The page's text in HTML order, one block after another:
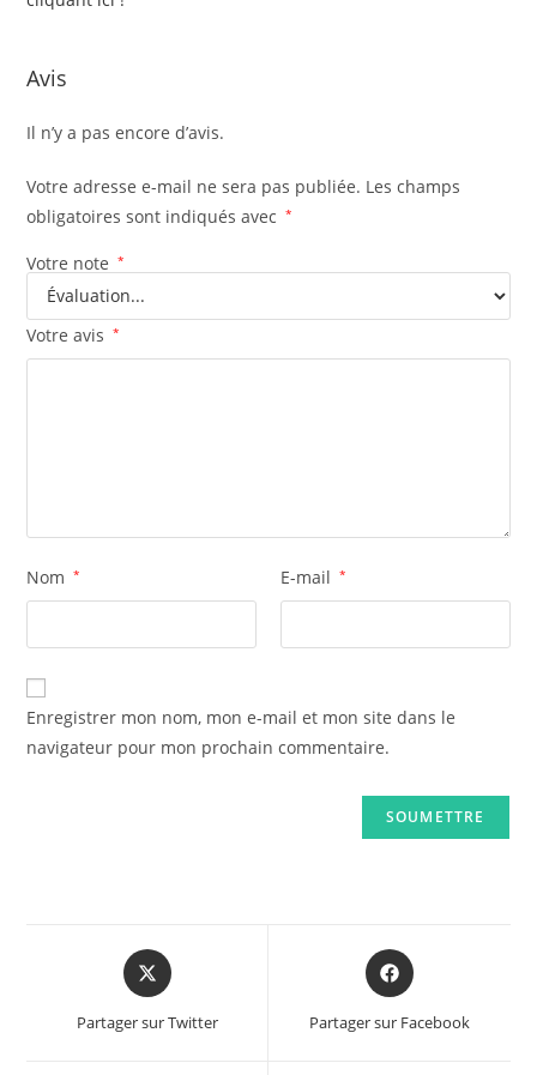
Avis
Il n’y a pas encore d’avis.
Votre adresse e-mail ne sera pas publiée. Les champs
obligatoires sont indiqués avec
*
Votre note *
Votre avis *
Nom * E-mail *
Enregistrer mon nom, mon e-mail et mon site dans le
navigateur pour mon prochain commentaire.
Opens
in
new
Partager sur Twitter
Opens
in
new
Partager sur Facebook